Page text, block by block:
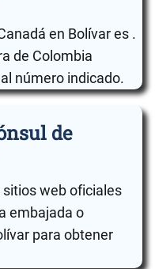
en Bolívar es .
de Colombia
número indicado.
de
web oficiales
embajada o
para obtener